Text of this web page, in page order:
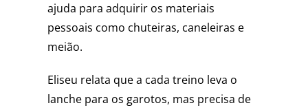
ajuda para adquirir os materiais
pessoais como chuteiras, caneleiras e
meião.
Eliseu relata que a cada treino leva o
lanche para os garotos, mas precisa de